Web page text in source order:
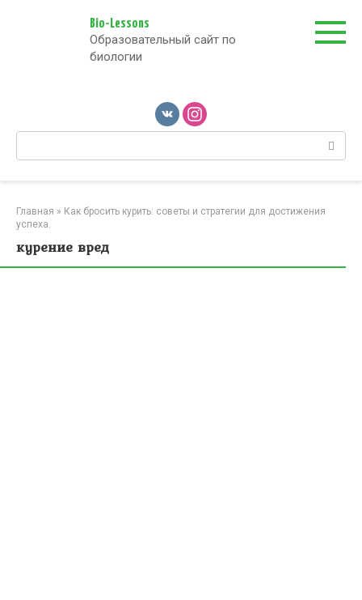
Bio-Lessons
Образовательный сайт по
биологии
Поиск:
Главная » Как бросить курить: советы и стратегии для достижения
успеха.
курение вред